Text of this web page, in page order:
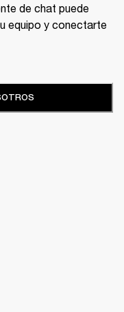
de chat puede
equipo y conectarte